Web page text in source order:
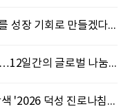
박관열 광주시장 "정부 메가프로젝트를 성장 기회로 만들겠다"…첫 시정토론회 개최
상명대, 몽골 해외봉사단 해단식 개최…12일간의 글로벌 나눔 성료
덕성여대, 수도권 고교생 대상 진로 탐색 '2026 덕성 진로나침판' 개최